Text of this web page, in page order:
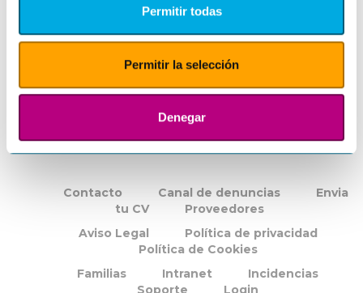
Permitir todas
Permitir la selección
Denegar
Contacto Canal de denuncias
Envia
tu CV
Proveedores
Aviso Legal
Política de privacidad
Política de Cookies
Familias
Intranet
Incidencias
Soporte
Login